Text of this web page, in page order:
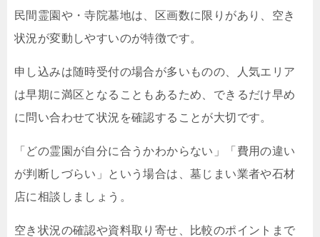
民間霊園や・寺院墓地は、区画数に限りがあり、空き
状況が変動しやすいのが特徴です。
申し込みは随時受付の場合が多いものの、人気エリア
は早期に満区となることもあるため、できるだけ早め
に問い合わせて状況を確認することが大切です。
「どの霊園が自分に合うかわからない」「費用の違い
が判断しづらい」という場合は、墓じまい業者や石材
店に相談しましょう。
空き状況の確認や資料取り寄せ、比較のポイントまで